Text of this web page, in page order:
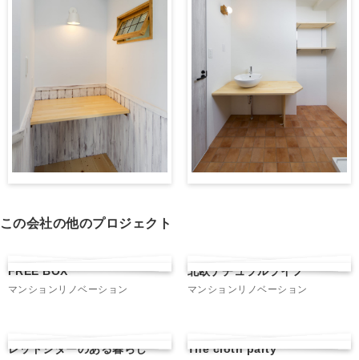
この会社の他のプロジェクト
FREE BOX
マンションリノベーション
北欧ナチュラルライフ
マンションリノベーション
レッドシダーのある暮らし The cloth party